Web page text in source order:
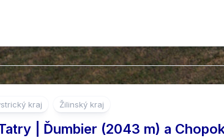
kraj Žilinský kraj
| Ďumbier (2043 m) a